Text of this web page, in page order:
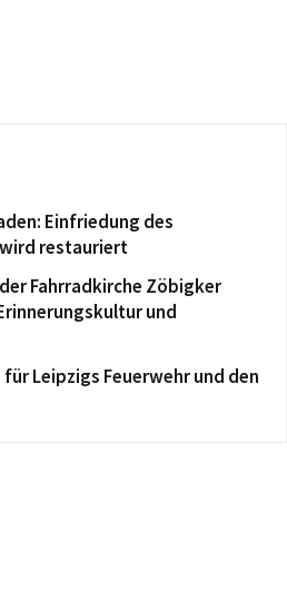
Einfriedung des
restauriert
Fahrradkirche Zöbigker
und
Leipzigs Feuerwehr und den